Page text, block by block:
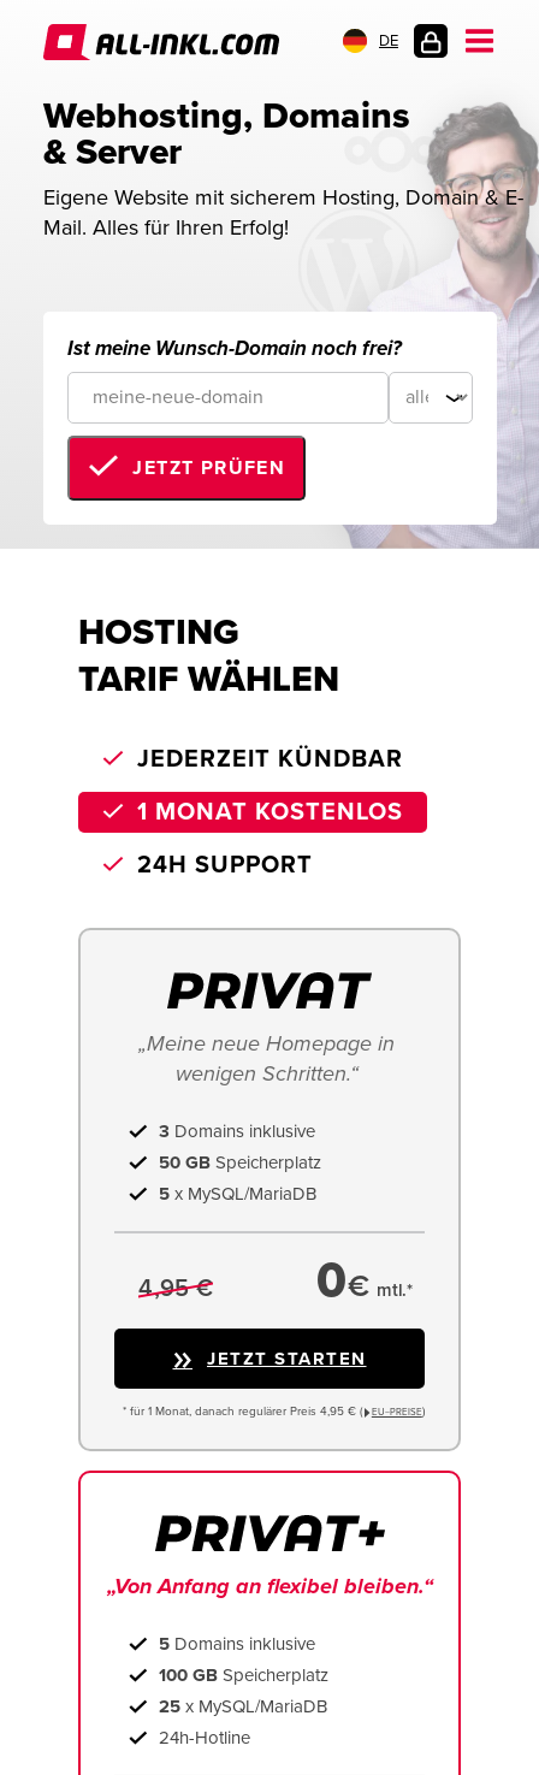
DE
Webhosting, Domains
& Server
Eigene Website mit sicherem Hosting, Domain & E-
Mail. Alles für Ihren Erfolg!
Ist meine Wunsch-Domain noch frei?
JETZT PRÜFEN
HOSTING
TARIF WÄHLEN
JEDERZEIT KÜNDBAR
1 MONAT KOSTENLOS
24H SUPPORT
„Meine neue Homepage in
wenigen Schritten.“
3 Domains inklusive
50 GB Speicherplatz
5 x MySQL/MariaDB
4,95 € 0€ mtl.*
JETZT STARTEN
* für 1 Monat, danach regulärer Preis 4,95 € ( EU−PREISE)
„Von Anfang an flexibel bleiben.“
5 Domains inklusive
100 GB Speicherplatz
25 x MySQL/MariaDB
24h-Hotline